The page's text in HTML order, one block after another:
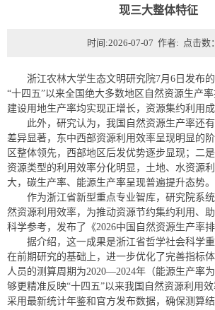
现三大整体特征
时间:2026-07-07 作者: 点击数：
浙江农林大学生态文明研究院7月6日发布
“十四五”以来全国绝大多数地区自然资源生产
建设用地生产率均实现正增长，资源集约利用成
此外，研究认为，我国自然资源生产率还
差异显著，东中西部资源利用效率呈现明显的
区整体领先，西部地区后发优势逐步显现；二
资源类型的利用效率分化明显，土地、水资源
大，碳生产率、能源生产率呈现普遍提升态势。
作为浙江省新型重点专业智库，研究院系
然资源利用效率，为推动资源节约集约利用、
科学参考，发布了《2026中国自然资源生产率排
据介绍，这一成果是浙江省哲学社会科学
在前期研究的基础上，进一步优化了完善指标
人员的测算周期为2020—2024年（能源生产率
够更精准反映“十四五”以来我国自然资源利用
采用最新统计年鉴和官方发布数据，确保测算